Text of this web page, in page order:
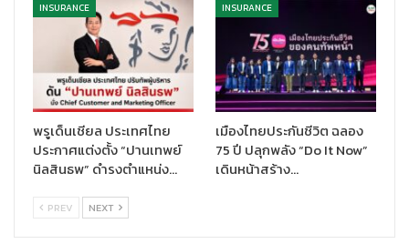
INSURANCE
พรูเด็นเชียล ประเทศไทย
ประกาศแต่งตั้ง “ปานเทพย์
นิลสินธพ” ดำรงตำแหน่ง…
INSURANCE
เมืองไทยประกันชีวิต ฉลอง
75 ปี ปลุกพลัง “Do It Now”
เดินหน้าสร้าง…
PREV NEXT